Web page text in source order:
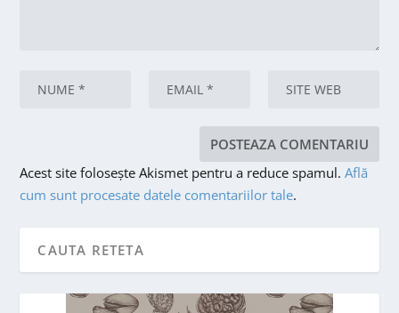
Acest site folosește Akismet pentru a reduce spamul.Află
cum sunt procesate datele comentariilor tale.